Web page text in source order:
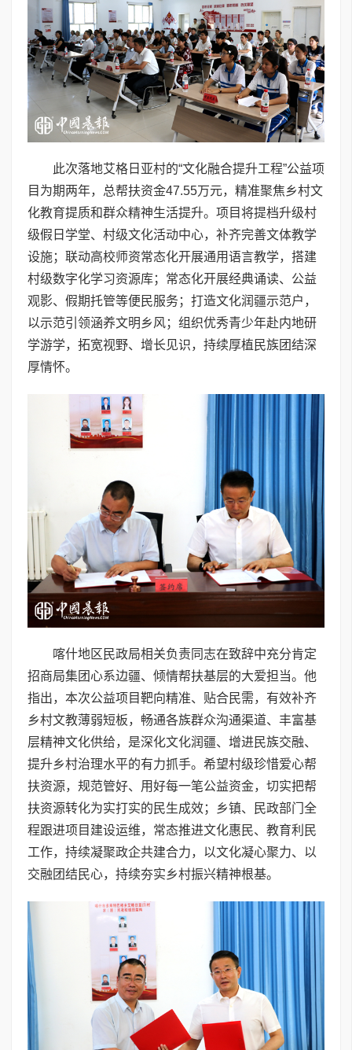
此次落地艾格日亚村的“文化融合提升工程”公益项
目为期两年，总帮扶资金47.55万元，精准聚焦乡村文
化教育提质和群众精神生活提升。项目将提档升级村
级假日学堂、村级文化活动中心，补齐完善文体教学
设施；联动高校师资常态化开展通用语言教学，搭建
村级数字化学习资源库；常态化开展经典诵读、公益
观影、假期托管等便民服务；打造文化润疆示范户，
以示范引领涵养文明乡风；组织优秀青少年赴内地研
学游学，拓宽视野、增长见识，持续厚植民族团结深
厚情怀。
喀什地区民政局相关负责同志在致辞中充分肯定
招商局集团心系边疆、倾情帮扶基层的大爱担当。他
指出，本次公益项目靶向精准、贴合民需，有效补齐
乡村文教薄弱短板，畅通各族群众沟通渠道、丰富基
层精神文化供给，是深化文化润疆、增进民族交融、
提升乡村治理水平的有力抓手。希望村级珍惜爱心帮
扶资源，规范管好、用好每一笔公益资金，切实把帮
扶资源转化为实打实的民生成效；乡镇、民政部门全
程跟进项目建设运维，常态推进文化惠民、教育利民
工作，持续凝聚政企共建合力，以文化凝心聚力、以
交融团结民心，持续夯实乡村振兴精神根基。